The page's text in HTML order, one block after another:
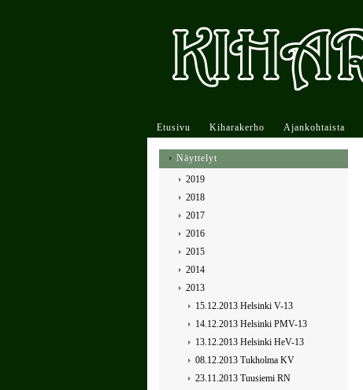
Etusivu Kiharakerho Ajankohtaista
Näyttelyt
2019
2018
2017
2016
2015
2014
2013
15.12.2013 Helsinki V-13
14.12.2013 Helsinki PMV-13
13.12.2013 Helsinki HeV-13
08.12.2013 Tukholma KV
23.11.2013 Tuusiemi RN